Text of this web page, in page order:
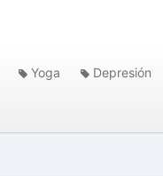
Yoga Depresión